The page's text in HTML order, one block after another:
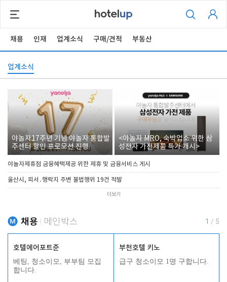
채용 인재 업계소식 구매/견적 부동산
업계소식
야놀자17주년 기념 야놀자 통합발
주센터 할인 프로모션 진행
<야놀자 MRO, 숙박업소 위한 삼
성전자 가전제품 특가 개시>
야놀자제휴점 금융혜택제공 위한 제휴 및 금융서비스 게시
울산시, 피서․행락지 주변 불법행위 19건 적발
더보기
채용 메인박스 1 / 5
호텔에어포트준
베팅, 청소이모, 부부팀 모집
합니다.
부천호텔 키노
급구 청소이모 1명 구합니다.